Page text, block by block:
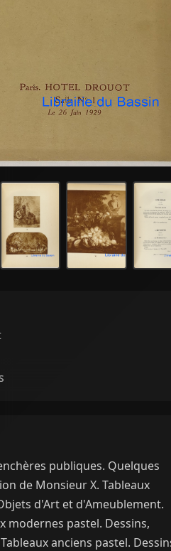
publiques. Quelques
de Monsieur X. Tableaux
d'Art et d'Ameublement.
modernes pastel. Dessins,
anciens pastel.